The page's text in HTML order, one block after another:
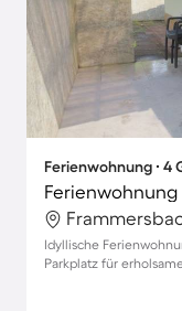
Ferienwohnung ∙ 4
Ferienwohnung
Idyllische
Parkplatz für